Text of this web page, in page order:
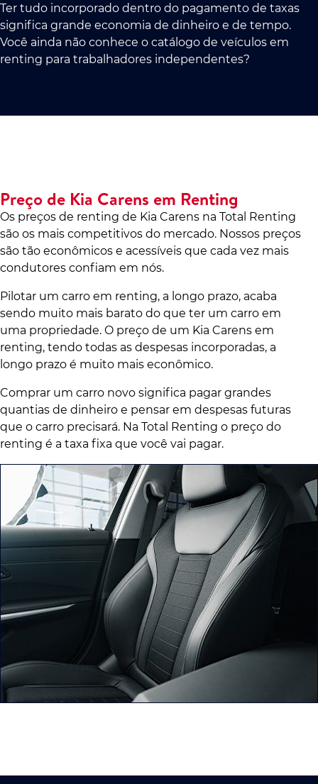
Ter tudo incorporado dentro do pagamento de taxas
significa grande economia de dinheiro e de tempo.
Você ainda não conhece o catálogo de veículos em
renting para trabalhadores independentes?
Preço de Kia Carens em Renting
Os preços de renting de Kia Carens na Total Renting
são os mais competitivos do mercado. Nossos preços
são tão econômicos e acessíveis que cada vez mais
condutores confiam em nós.
Pilotar um carro em renting, a longo prazo, acaba
sendo muito mais barato do que ter um carro em
uma propriedade. O preço de um Kia Carens em
renting, tendo todas as despesas incorporadas, a
longo prazo é muito mais econômico.
Comprar um carro novo significa pagar grandes
quantias de dinheiro e pensar em despesas futuras
que o carro precisará. Na Total Renting o preço do
renting é a taxa fixa que você vai pagar.